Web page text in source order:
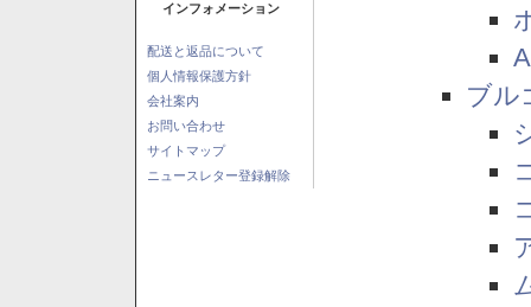
インフォメーション
配送と返品について
個人情報保護方針
会社案内
お問い合わせ
サイトマップ
ニュースレター登録解除
ブル